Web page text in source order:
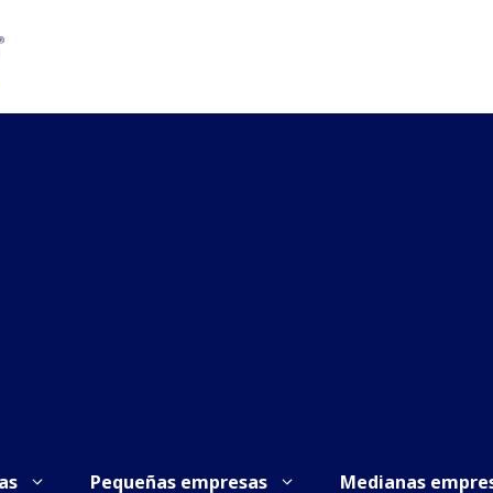
Pequeñas empresas Medianas